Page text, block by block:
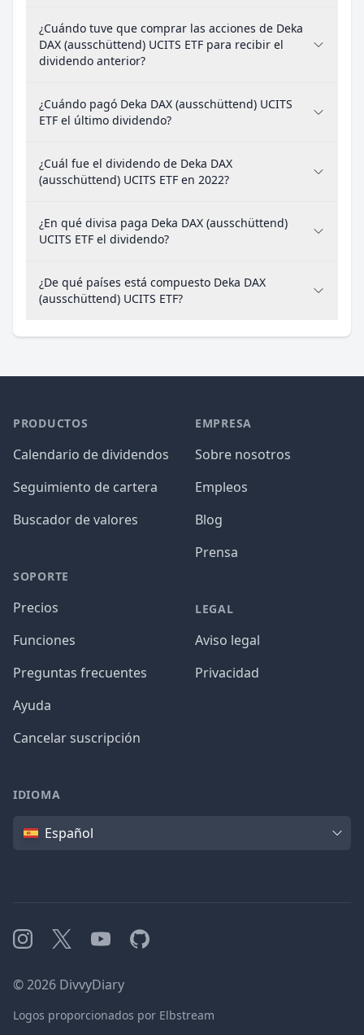
¿Cuándo tuve que comprar las acciones de Deka
DAX (ausschüttend) UCITS ETF para recibir el
dividendo anterior?
¿Cuándo pagó Deka DAX (ausschüttend) UCITS
ETF el último dividendo?
¿Cuál fue el dividendo de Deka DAX
(ausschüttend) UCITS ETF en 2022?
¿En qué divisa paga Deka DAX (ausschüttend)
UCITS ETF el dividendo?
¿De qué países está compuesto Deka DAX
(ausschüttend) UCITS ETF?
PRODUCTOS
Calendario de dividendos
Seguimiento de cartera
Buscador de valores
SOPORTE
Precios
Funciones
Preguntas frecuentes
Ayuda
Cancelar suscripción
EMPRESA
Sobre nosotros
Empleos
Blog
Prensa
LEGAL
Aviso legal
Privacidad
IDIOMA
IdiomaEspañol
Instagram
X YouTubeGitHub
©2026 DivvyDiary
Logos proporcionados por Elbstream